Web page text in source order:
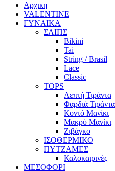
Αρχικη
VALENTINE
ΓΥΝΑΙΚΑ
ΣΛΙΠΣ
Bikini
Tai
String / Brasil
Lace
Classic
TOPS
Λεπτή Τιράντα
Φαρδιά Τιράντα
Κοντό Μανίκι
Μακρύ Μανίκι
Ζιβάγκο
ΙΣΟΘΕΡΜΙΚΟ
ΠΥΤΖΑΜΕΣ
Καλοκαιρινές
ΜΕΣΟΦΟΡΙ